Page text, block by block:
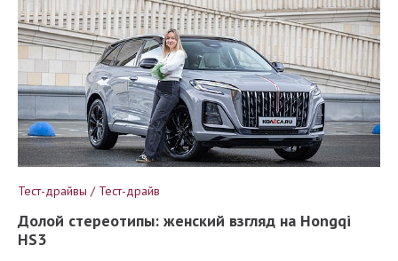
Тест-драйвы / Тест-драйв
Долой стереотипы: женский взгляд на Hongqi
HS3